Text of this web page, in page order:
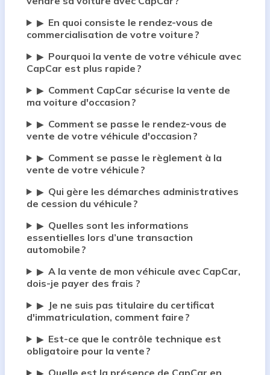
▶ En quoi consiste le rendez-vous de
commercialisation de votre voiture ?
▶ Pourquoi la vente de votre véhicule avec
CapCar est plus rapide ?
▶ Comment CapCar sécurise la vente de
ma voiture d'occasion ?
▶ Comment se passe le rendez-vous de
vente de votre véhicule d'occasion ?
▶ Comment se passe le règlement à la
vente de votre véhicule ?
▶ Qui gère les démarches administratives
de cession du véhicule ?
▶ Quelles sont les informations
essentielles lors d’une transaction
automobile ?
▶ A la vente de mon véhicule avec CapCar,
dois-je payer des frais ?
▶
Je ne suis pas titulaire du certificat
d'immatriculation, comment faire ?
▶ Est-ce que le contrôle technique est
obligatoire pour la vente ?
Quelle est la présence de CapCar en